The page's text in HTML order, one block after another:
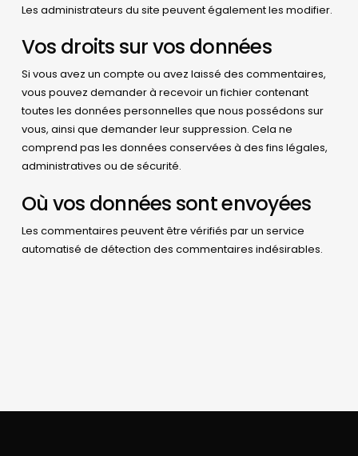
Les administrateurs du site peuvent également les modifier.
Vos droits sur vos données
Si vous avez un compte ou avez laissé des commentaires,
vous pouvez demander à recevoir un fichier contenant
toutes les données personnelles que nous possédons sur
vous, ainsi que demander leur suppression. Cela ne
comprend pas les données conservées à des fins légales,
administratives ou de sécurité.
Où vos données sont envoyées
Les commentaires peuvent être vérifiés par un service
automatisé de détection des commentaires indésirables.